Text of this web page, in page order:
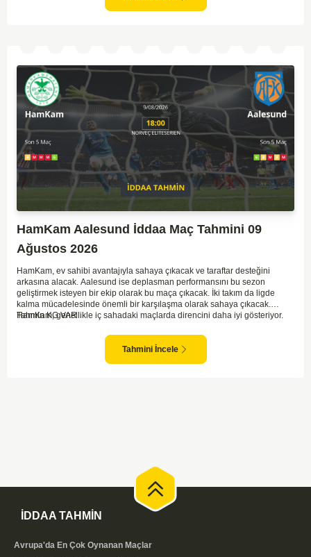
performans sergilemesi beklenebilir. İki takımın son dönem form durumları
HamKam Aalesund İddaa Maç Tahmini 09
Ağustos 2026
HamKam, ev sahibi avantajıyla sahaya çıkacak ve taraftar desteğini
arkasına alacak. Aalesund ise deplasman performansını bu sezon
geliştirmek isteyen bir ekip olarak bu maça çıkacak. İki takım da ligde
kalma mücadelesinde önemli bir karşılaşma olarak sahaya çıkacak.
HamKam, genellikle iç sahadaki maçlarda direncini daha iyi gösteriyor.
olabilir. Hücum anlamında her iki takım da zaman zaman sıkıntı yaşasa da
gol bulma ihtimalleri yüksek.
Tahmin KG VAR
Tahmini İncele
İDDAA TAHMİN
Avrupa'da En Çok Oynanan Maçlar